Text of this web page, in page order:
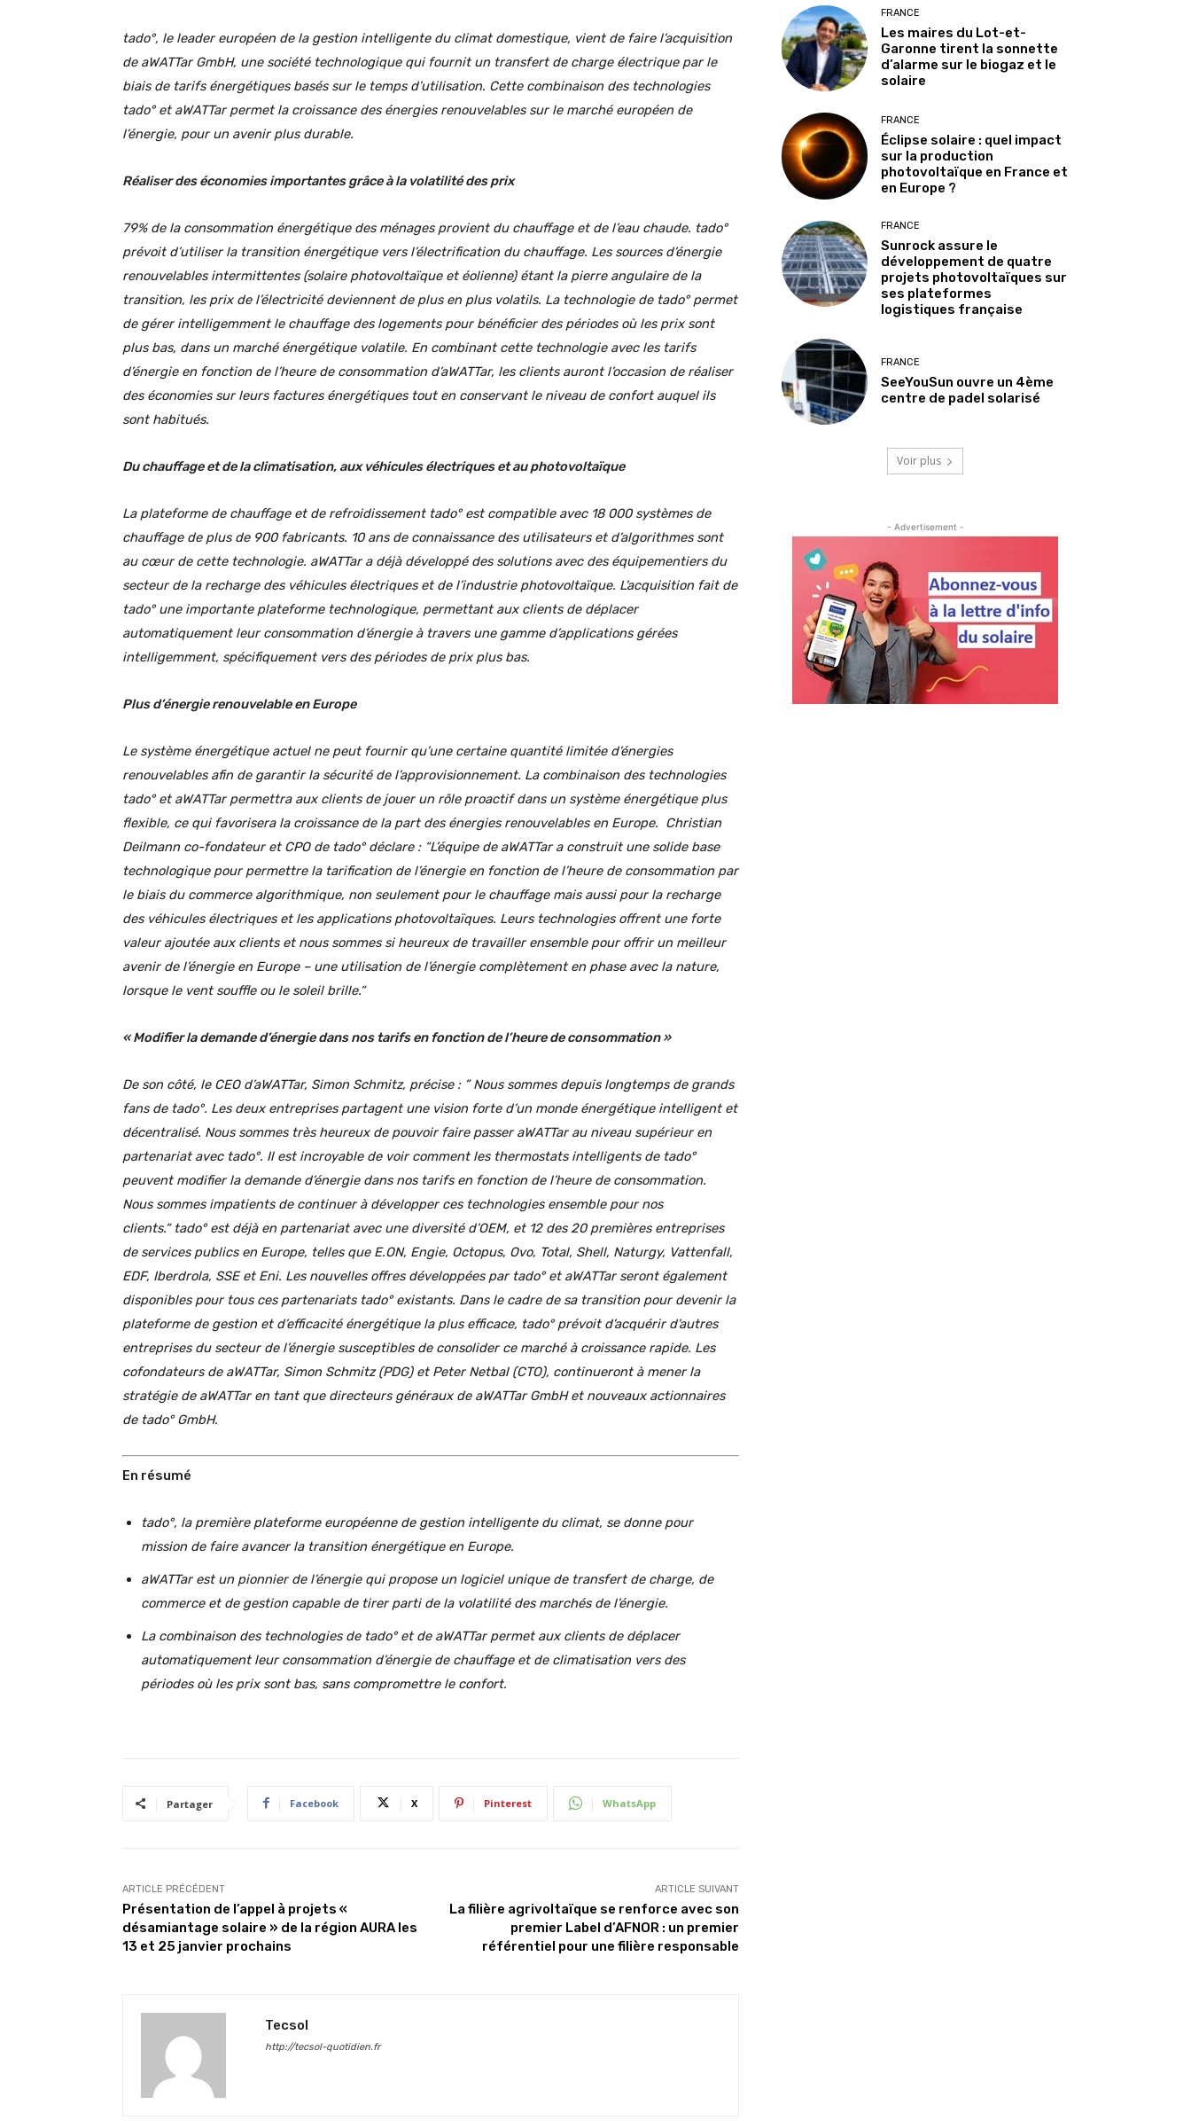
tado°, le leader européen de la gestion intelligente du climat domestique, vient de faire l’acquisition
de aWATTar GmbH, une société technologique qui fournit un transfert de charge électrique par le
biais de tarifs énergétiques basés sur le temps d’utilisation. Cette combinaison des technologies
tado° et aWATTar permet la croissance des énergies renouvelables sur le marché européen de
l’énergie, pour un avenir plus durable.
Réaliser des économies importantes grâce à la volatilité des prix
79% de la consommation énergétique des ménages provient du chauffage et de l’eau chaude. tado°
prévoit d’utiliser la transition énergétique vers l’électrification du chauffage. Les sources d’énergie
renouvelables intermittentes (solaire photovoltaïque et éolienne) étant la pierre angulaire de la
transition, les prix de l’électricité deviennent de plus en plus volatils. La technologie de tado° permet
de gérer intelligemment le chauffage des logements pour bénéficier des périodes où les prix sont
plus bas, dans un marché énergétique volatile. En combinant cette technologie avec les tarifs
d’énergie en fonction de l’heure de consommation d’aWATTar, les clients auront l’occasion de réaliser
des économies sur leurs factures énergétiques tout en conservant le niveau de confort auquel ils
sont habitués.
Du chauffage et de la climatisation, aux véhicules électriques et au photovoltaïque
La plateforme de chauffage et de refroidissement tado° est compatible avec 18 000 systèmes de
chauffage de plus de 900 fabricants. 10 ans de connaissance des utilisateurs et d’algorithmes sont
au cœur de cette technologie. aWATTar a déjà développé des solutions avec des équipementiers du
secteur de la recharge des véhicules électriques et de l’industrie photovoltaïque. L’acquisition fait de
tado° une importante plateforme technologique, permettant aux clients de déplacer
automatiquement leur consommation d’énergie à travers une gamme d’applications gérées
intelligemment, spécifiquement vers des périodes de prix plus bas.
Plus d’énergie renouvelable en Europe
Le système énergétique actuel ne peut fournir qu’une certaine quantité limitée d’énergies
renouvelables afin de garantir la sécurité de l’approvisionnement. La combinaison des technologies
tado° et aWATTar permettra aux clients de jouer un rôle proactif dans un système énergétique plus
flexible, ce qui favorisera la croissance de la part des énergies renouvelables en Europe. Christian
Deilmann co-fondateur et CPO de tado° déclare : “L’équipe de aWATTar a construit une solide base
technologique pour permettre la tarification de l’énergie en fonction de l’heure de consommation par
le biais du commerce algorithmique, non seulement pour le chauffage mais aussi pour la recharge
des véhicules électriques et les applications photovoltaïques. Leurs technologies offrent une forte
valeur ajoutée aux clients et nous sommes si heureux de travailler ensemble pour offrir un meilleur
avenir de l’énergie en Europe – une utilisation de l’énergie complètement en phase avec la nature,
lorsque le vent souffle ou le soleil brille.“
« Modifier la demande d’énergie dans nos tarifs en fonction de l’heure de consommation »
De son côté, le CEO d’aWATTar, Simon Schmitz, précise : ”Nous sommes depuis longtemps de grands
fans de tado°. Les deux entreprises partagent une vision forte d’un monde énergétique intelligent et
décentralisé. Nous sommes très heureux de pouvoir faire passer aWATTar au niveau supérieur en
partenariat avec tado°. Il est incroyable de voir comment les thermostats intelligents de tado°
peuvent modifier la demande d’énergie dans nos tarifs en fonction de l’heure de consommation.
Nous sommes impatients de continuer à développer ces technologies ensemble pour nos
clients.“ tado° est déjà en partenariat avec une diversité d’OEM, et 12 des 20 premières entreprises
de services publics en Europe, telles que E.ON, Engie, Octopus, Ovo, Total, Shell, Naturgy, Vattenfall,
EDF, Iberdrola, SSE et Eni. Les nouvelles offres développées par tado° et aWATTar seront également
disponibles pour tous ces partenariats tado° existants. Dans le cadre de sa transition pour devenir la
plateforme de gestion et d’efficacité énergétique la plus efficace, tado° prévoit d’acquérir d’autres
entreprises du secteur de l’énergie susceptibles de consolider ce marché à croissance rapide. Les
cofondateurs de aWATTar, Simon Schmitz (PDG) et Peter Netbal (CTO), continueront à mener la
stratégie de aWATTar en tant que directeurs généraux de aWATTar GmbH et nouveaux actionnaires
de tado° GmbH.
En résumé
tado°, la première plateforme européenne de gestion intelligente du climat, se donne pour
mission de faire avancer la transition énergétique en Europe.
aWATTar est un pionnier de l’énergie qui propose un logiciel unique de transfert de charge, de
commerce et de gestion capable de tirer parti de la volatilité des marchés de l’énergie.
La combinaison des technologies de tado° et de aWATTar permet aux clients de déplacer
automatiquement leur consommation d’énergie de chauffage et de climatisation vers des
périodes où les prix sont bas, sans compromettre le confort.
Partager Facebook X Pinterest WhatsApp
ARTICLE PRÉCÉDENT
Présentation de l’appel à projets «
désamiantage solaire » de la région AURA les
13 et 25 janvier prochains
ARTICLE SUIVANT
La filière agrivoltaïque se renforce avec son
premier Label d’AFNOR : un premier
référentiel pour une filière responsable
Tecsol
http://tecsol-quotidien.fr
FRANCE
Les maires du Lot-et-
Garonne tirent la sonnette
d’alarme sur le biogaz et le
solaire
FRANCE
Éclipse solaire : quel impact
sur la production
photovoltaïque en France et
en Europe ?
FRANCE
Sunrock assure le
développement de quatre
projets photovoltaïques sur
ses plateformes
logistiques française
FRANCE
SeeYouSun ouvre un 4ème
centre de padel solarisé
Voir plus
- Advertisement -